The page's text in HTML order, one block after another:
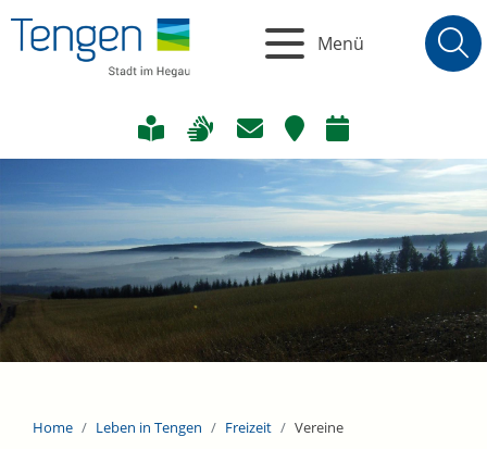
Menü
Home Leben in Tengen Freizeit Vereine